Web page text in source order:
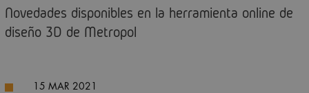
Novedades disponibles en la herramienta online de
diseño 3D de Metropol
15 MAR 2021